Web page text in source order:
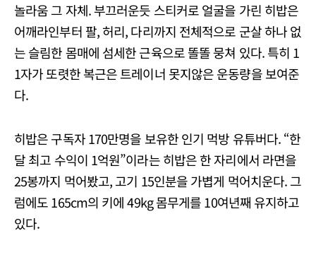
놀라움 그 자체. 부끄러운듯 스티커로 얼굴을 가린 히밥은
어깨라인부터 팔, 허리, 다리까지 전체적으로 군살 하나 없
는 슬림한 몸매에 섬세한 근육으로 똘똘 뭉쳐 있다. 특히 1
1자가 또렷한 복근은 트레이너 못지않은 운동량을 보여준
다.
히밥은 구독자 170만명을 보유한 인기 먹방 유튜버다. “한
달 최고 수익이 1억원”이라는 히밥은 한 자리에서 라면을
25봉까지 먹어봤고, 고기 15인분을 가볍게 먹어치운다. 그
럼에도 165cm의 키에 49kg 몸무게를 10여년째 유지하고
있다.